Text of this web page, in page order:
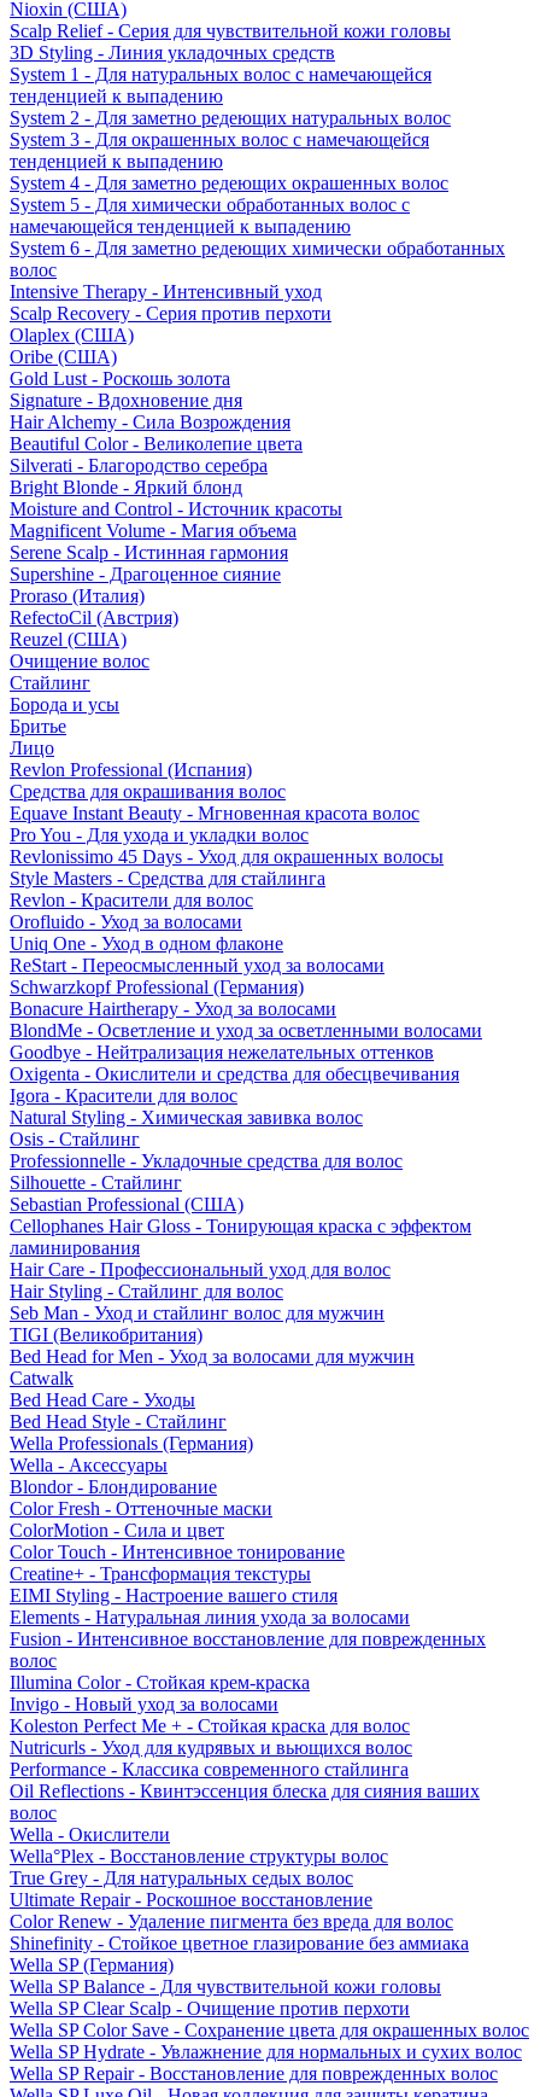
Nioxin (США)
Scalp Relief - Серия для чувствительной кожи головы
3D Styling - Линия укладочных средств
System 1 - Для натуральных волос с намечающейся
тенденцией к выпадению
System 2 - Для заметно редеющих натуральных волос
System 3 - Для окрашенных волос с намечающейся
тенденцией к выпадению
System 4 - Для заметно редеющих окрашенных волос
System 5 - Для химически обработанных волос с
намечающейся тенденцией к выпадению
System 6 - Для заметно редеющих химически обработанных
волос
Intensive Therapy - Интенсивный уход
Scalp Recovery - Серия против перхоти
Olaplex (США)
Oribe (США)
Gold Lust - Роскошь золота
Signature - Вдохновение дня
Hair Alchemy - Сила Возрождения
Beautiful Color - Великолепие цвета
Silverati - Благородство серебра
Bright Blonde - Яркий блонд
Moisture and Control - Источник красоты
Magnificent Volume - Магия объема
Serene Scalp - Истинная гармония
Supershine - Драгоценное сияние
Proraso (Италия)
RefectoCil (Австрия)
Reuzel (США)
Очищение волос
Стайлинг
Борода и усы
Бритье
Лицо
Revlon Professional (Испания)
Средства для окрашивания волос
Equave Instant Beauty - Мгновенная красота волос
Pro You - Для ухода и укладки волос
Revlonissimo 45 Days - Уход для окрашенных волосы
Style Masters - Средства для стайлинга
Revlon - Красители для волос
Orofluido - Уход за волосами
Uniq One - Уход в одном флаконе
ReStart - Переосмысленный уход за волосами
Schwarzkopf Professional (Германия)
Bonacure Hairtherapy - Уход за волосами
BlondMe - Осветление и уход за осветленными волосами
Goodbye - Нейтрализация нежелательных оттенков
Oxigenta - Окислители и средства для обесцвечивания
Igora - Красители для волос
Natural Styling - Химическая завивка волос
Osis - Стайлинг
Professionnelle - Укладочные средства для волос
Silhouette - Стайлинг
Sebastian Professional (США)
Cellophanes Hair Gloss - Тонирующая краска с эффектом
ламинирования
Hair Care - Профессиональный уход для волос
Hair Styling - Стайлинг для волос
Seb Man - Уход и стайлинг волос для мужчин
TIGI (Великобритания)
Bed Head for Men - Уход за волосами для мужчин
Catwalk
Bed Head Care - Уходы
Bed Head Style - Стайлинг
Wella Professionals (Германия)
Wella - Аксессуары
Blondor - Блондирование
Color Fresh - Оттеночные маски
ColorMotion - Сила и цвет
Color Touch - Интенсивное тонирование
Creatine+ - Трансформация текстуры
EIMI Styling - Настроение вашего стиля
Elements - Натуральная линия ухода за волосами
Fusion - Интенсивное восстановление для поврежденных
волос
Illumina Color - Стойкая крем-краска
Invigo - Новый уход за волосами
Koleston Perfect Me + - Стойкая краска для волос
Nutricurls - Уход для кудрявых и вьющихся волос
Performance - Классика современного стайлинга
Oil Reflections - Квинтэссенция блеска для сияния ваших
волос
Wella - Окислители
Wella°Plex - Восстановление структуры волос
True Grey - Для натуральных седых волос
Ultimate Repair - Роскошное восстановление
Color Renew - Удаление пигмента без вреда для волос
Shinefinity - Стойкое цветное глазирование без аммиака
Wella SP (Германия)
Wella SP Balance - Для чувствительной кожи головы
Wella SP Clear Scalp - Очищение против перхоти
Wella SP Color Save - Сохранение цвета для окрашенных волос
Wella SP Hydrate - Увлажнение для нормальных и сухих волос
Wella SP Repair - Восстановление для поврежденных волос